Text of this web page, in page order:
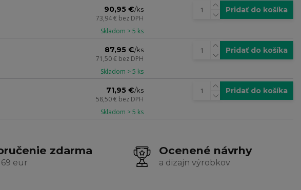
90,95 €/ks
73,94 € bez DPH
Skladom > 5 ks
Pridať do košíka
87,95 €/ks
71,50 € bez DPH
Skladom > 5 ks
Pridať do košíka
71,95 €/ks
58,50 € bez DPH
Skladom > 5 ks
Pridať do košíka
zdarma
eur
Ocenené návrhy
a dizajn výrobkov